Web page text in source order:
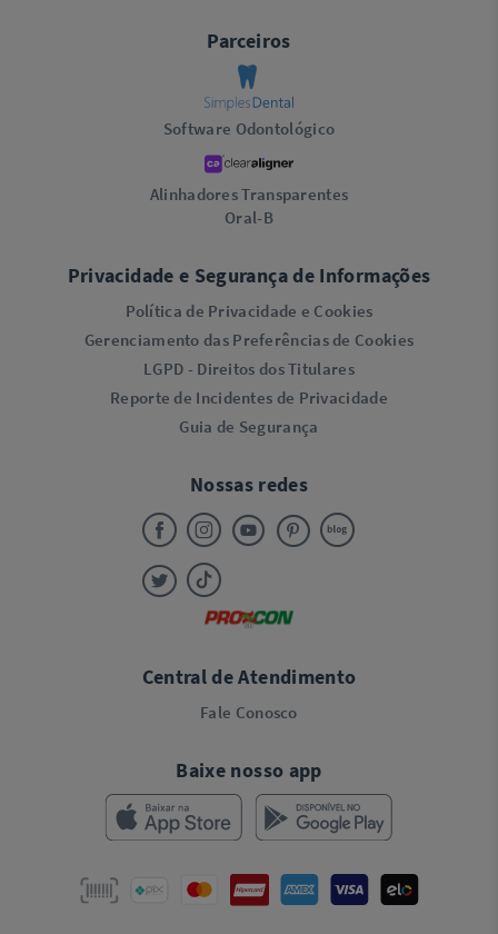
Parceiros
Software Odontológico
Alinhadores Transparentes
Oral-B
Privacidade e Segurança de Informações
Política de Privacidade e Cookies
Gerenciamento das Preferências de Cookies
LGPD - Direitos dos Titulares
Reporte de Incidentes de Privacidade
Guia de Segurança
Nossas redes
Central de Atendimento
Fale Conosco
Baixe nosso app